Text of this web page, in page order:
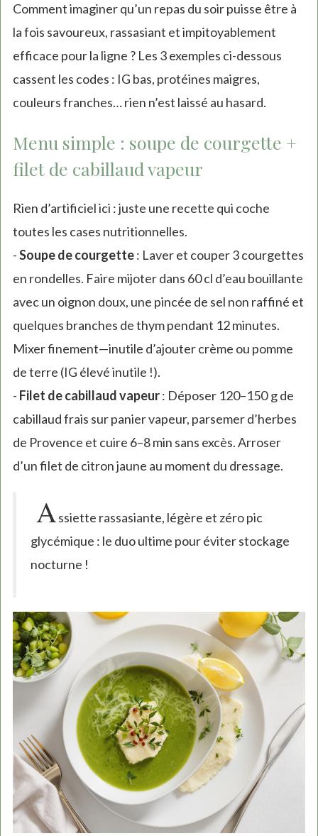
Comment imaginer qu’un repas du soir puisse être à
la fois savoureux, rassasiant et impitoyablement
efficace pour la ligne ? Les 3 exemples ci-dessous
cassent les codes : IG bas, protéines maigres,
couleurs franches… rien n’est laissé au hasard.
Menu simple : soupe de courgette +
filet de cabillaud vapeur
Rien d’artificiel ici : juste une recette qui coche
toutes les cases nutritionnelles.
-Soupe de courgette: Laver et couper 3 courgettes
en rondelles. Faire mijoter dans 60 cl d’eau bouillante
avec un oignon doux, une pincée de sel non raffiné et
quelques branches de thym pendant 12 minutes.
Mixer finement—inutile d’ajouter crème ou pomme
de terre (IG élevé inutile !).
- Filet de cabillaud vapeur: Déposer 120–150 g de
cabillaud frais sur panier vapeur, parsemer d’herbes
de Provence et cuire 6–8 min sans excès. Arroser
d’un filet de citron jaune au moment du dressage.
Assiette rassasiante, légère et zéro pic
glycémique : le duo ultime pour éviter stockage
nocturne !